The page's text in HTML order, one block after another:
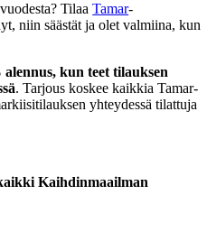
TilaaTamar-
niin säästät ja olet valmiina, kun
kun teet tilauksen
. Tarjous koskee kaikkia Tamar-
yhteydessä tilattuja
Kaihdinmaailman